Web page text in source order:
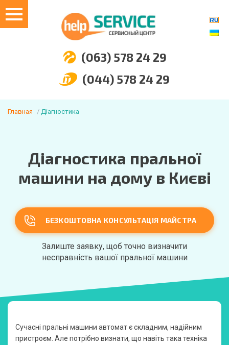
(063) 578 24 29
(044) 578 24 29
Главная Діагностика
Діагностика пральної
машини на дому в Києві
БЕЗКОШТОВНА КОНСУЛЬТАЦІЯ МАЙСТРА
Залиште заявку, щоб точно визначити
несправність вашої пральної машини
Сучасні пральні машини автомат є складним, надійним
пристроєм. Але потрібно визнати, що навіть така техніка